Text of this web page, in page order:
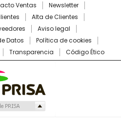
Ventas
Newsletter
Alta de Clientes
Aviso legal
Datos
Política de cookies
Transparencia Código Ético